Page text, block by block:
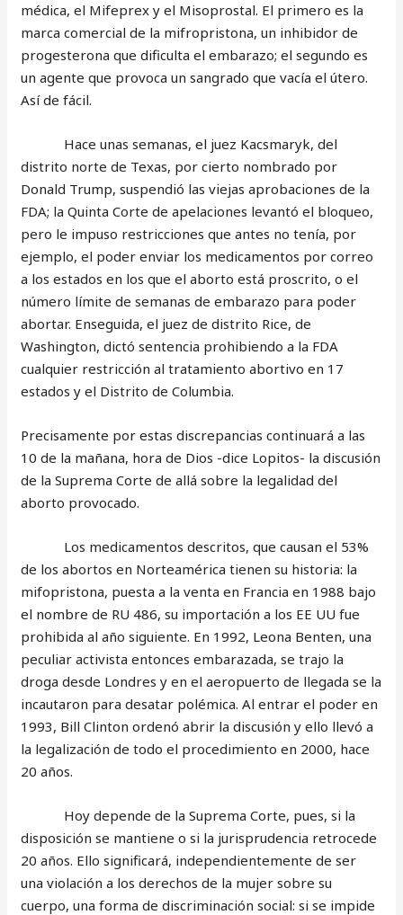
médica, el Mifeprex y el Misoprostal. El primero es la
marca comercial de la mifropristona, un inhibidor de
progesterona que dificulta el embarazo; el segundo es
un agente que provoca un sangrado que vacía el útero.
Así de fácil.
Hace unas semanas, el juez Kacsmaryk, del
distrito norte de Texas, por cierto nombrado por
Donald Trump, suspendió las viejas aprobaciones de la
FDA; la Quinta Corte de apelaciones levantó el bloqueo,
pero le impuso restricciones que antes no tenía, por
ejemplo, el poder enviar los medicamentos por correo
a los estados en los que el aborto está proscrito, o el
número límite de semanas de embarazo para poder
abortar. Enseguida, el juez de distrito Rice, de
Washington, dictó sentencia prohibiendo a la FDA
cualquier restricción al tratamiento abortivo en 17
estados y el Distrito de Columbia.
Precisamente por estas discrepancias continuará a las
10 de la mañana, hora de Dios -dice Lopitos- la discusión
de la Suprema Corte de allá sobre la legalidad del
aborto provocado.
Los medicamentos descritos, que causan el 53%
de los abortos en Norteamérica tienen su historia: la
mifopristona, puesta a la venta en Francia en 1988 bajo
el nombre de RU 486, su importación a los EE UU fue
prohibida al año siguiente. En 1992, Leona Benten, una
peculiar activista entonces embarazada, se trajo la
droga desde Londres y en el aeropuerto de llegada se la
incautaron para desatar polémica. Al entrar el poder en
1993, Bill Clinton ordenó abrir la discusión y ello llevó a
la legalización de todo el procedimiento en 2000, hace
20 años.
Hoy depende de la Suprema Corte, pues, si la
disposición se mantiene o si la jurisprudencia retrocede
20 años. Ello significará, independientemente de ser
una violación a los derechos de la mujer sobre su
cuerpo, una forma de discriminación social: si se impide